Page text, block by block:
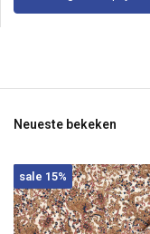
Neueste bekeken
sale 15%